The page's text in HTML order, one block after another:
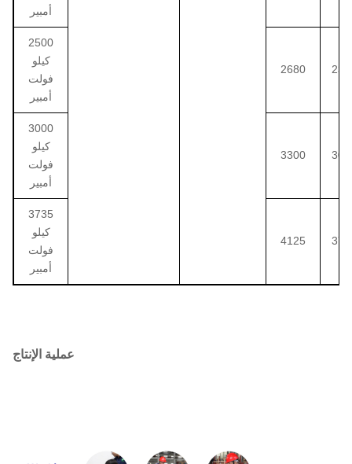
أمبير
2500
كيلو
فولت
أمبير
2680
3000
كيلو
فولت
أمبير
3300
3735
كيلو
فولت
أمبير
4125
عملية الإنتاج